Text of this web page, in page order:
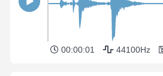
00:00:01 44100Hz